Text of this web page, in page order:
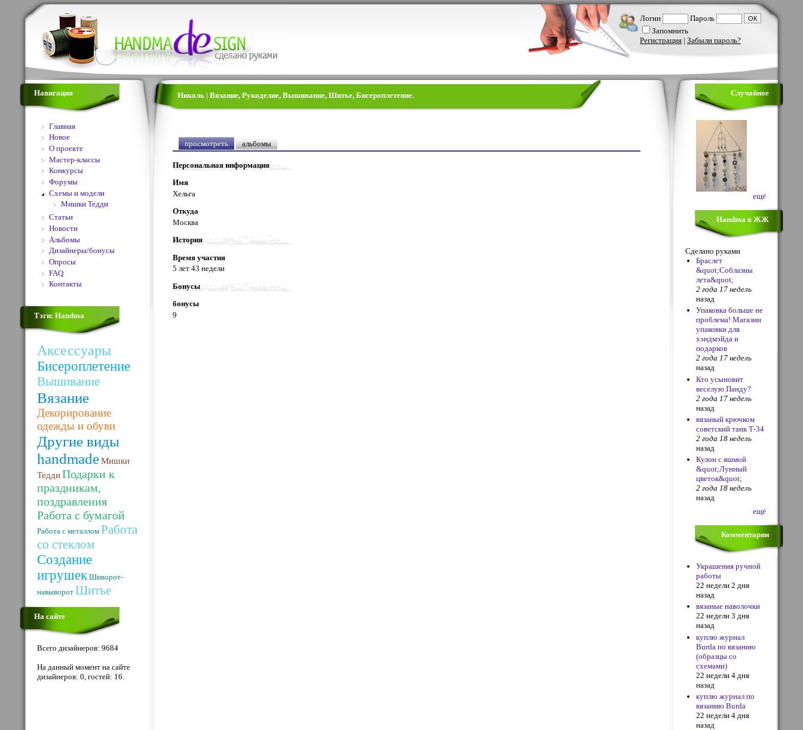
Логин
Пароль
Запомнить
Регистрация | Забыли пароль?
Навигация
Главная
Новое
О проекте
Мастер-классы
Конкурсы
Форумы
Схемы и модели
Мишки Тедди
Статьи
Новости
Альбомы
Дизайнеры/бонусы
Опросы
FAQ
Контакты
Тэги: Handma
Аксессуары
Бисероплетение
Вышивание
Вязание
Декорирование
одежды и обуви
Другие виды
handmadeМишки
ТеддиПодарки к
праздникам,
поздравления
Работа с бумагой
Работа с металлом Работа
со стеклом
Создание
игрушек Шиворот-
навыворот Шитье
На сайте
Всего дизайнеров: 9684
На данный момент на сайте
дизайнеров: 0, гостей: 16.
Николь | Вязание, Рукоделие, Вышивание, Шитье, Бисероплетение.
просмотреть альбомы
Персональная информация
Имя
Хельга
Откуда
Москва
История
Время участия
5 лет 43 недели
Бонусы
бонусы
9
Случайное
ещё
Handma в ЖЖ
Сделано руками
Браслет
&quot;Соблазны
лета&quot;
2 года 17 недель
назад
Упаковка больше не
проблема! Магазин
упаковки для
хэндмэйда и
подарков
2 года 17 недель
назад
Кто усыновит
веселую Панду?
2 года 17 недель
назад
вязаный крючком
советский танк Т-34
2 года 18 недель
назад
Кулон с яшмой
&quot;Лунный
цветок&quot;
2 года 18 недель
назад
ещё
Комментарии
Украшения ручной
работы
22 недели 2 дня
назад
вязаные наволочки
22 недели 3 дня
назад
куплю журнал
Burda по вязанию
(образцы со
схемами)
22 недели 4 дня
назад
куплю журнал по
вязанию Burda
22 недели 4 дня
назад